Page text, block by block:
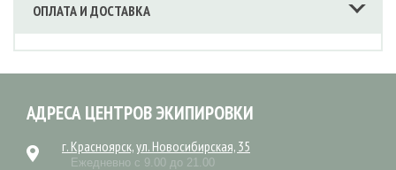
ОПЛАТА И ДОСТАВКА
АДРЕСА ЦЕНТРОВ ЭКИПИРОВКИ
г. Красноярск, ул. Новосибирская, 35
Ежедневно с 9.00 до 21.00